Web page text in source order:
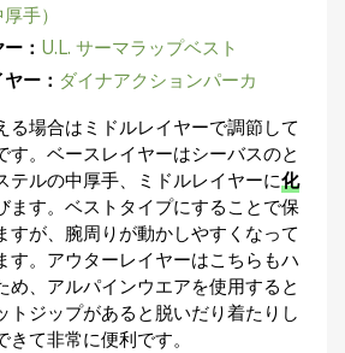
手）
： U.L. サーマラップベスト
ー： ダイナアクションパーカ
る場合はミドルレイヤーで調節して
す。ベースレイヤーはシーバスのと
テルの中厚手、ミドルレイヤーに化
ます。ベストタイプにすることで保
すが、腕周りが動かしやすくなって
す。アウターレイヤーはこちらもハ
め、アルパインウエアを使用すると
トジップがあると脱いだり着たりし
て非常に便利です。